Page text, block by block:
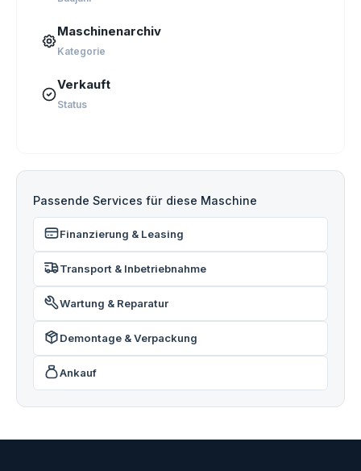
Maschinenarchiv
Kategorie
Verkauft
Status
Passende Services für diese Maschine
Finanzierung & Leasing
Transport & Inbetriebnahme
Wartung & Reparatur
Demontage & Verpackung
Ankauf